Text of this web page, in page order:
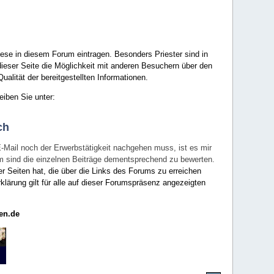
in diesem Forum eintragen. Besonders Priester sind in
Seite die Möglichkeit mit anderen Besuchern über den
der bereitgestellten Informationen.
Sie unter:
noch der Erwerbstätigkeit nachgehen muss, ist es mir
die einzelnen Beiträge dementsprechend zu bewerten.
Seiten hat, die über die Links des Forums zu erreichen
gilt für alle auf dieser Forumspräsenz angezeigten